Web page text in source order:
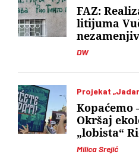
DW
FAZ:
litijuma
Projekat
Milica Srejić
Kopaćemo
Okršaj
„lobista“